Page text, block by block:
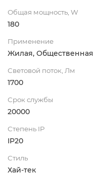
Общая мощность, W
180
Применение
Жилая, Общественная
Световой поток, Лм
1700
Срок службы
20000
Степень IP
IP20
Стиль
Хай-тек